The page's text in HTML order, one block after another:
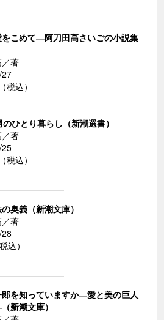
こめて―阿刀田高さいごの小説集
著
税込）
ひとり暮らし（新潮選書）
著
税込）
奥義（新潮文庫）
著
込）
を知っていますか―愛と美の巨人
新潮文庫）